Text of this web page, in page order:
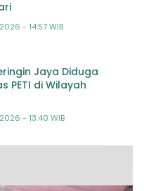
- 14:57 WIB
Jaya Diduga
PETI di Wilayah
- 13:40 WIB